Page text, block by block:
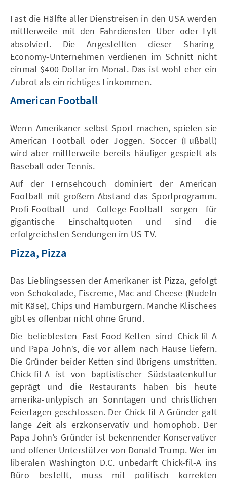
Fast die Hälfte aller Dienstreisen in den USA werden
mittlerweile mit den Fahrdiensten Uber oder Lyft
absolviert. Die Angestellten dieser Sharing-
Economy-Unternehmen verdienen im Schnitt nicht
einmal $400 Dollar im Monat. Das ist wohl eher ein
Zubrot als ein richtiges Einkommen.
American Football
Wenn Amerikaner selbst Sport machen, spielen sie
American Football oder Joggen. Soccer (Fußball)
wird aber mittlerweile bereits häufiger gespielt als
Baseball oder Tennis.
Auf der Fernsehcouch dominiert der American
Football mit großem Abstand das Sportprogramm.
Profi-Football und College-Football sorgen für
gigantische Einschaltquoten und sind die
erfolgreichsten Sendungen im US-TV.
Pizza, Pizza
Das Lieblingsessen der Amerikaner ist Pizza, gefolgt
von Schokolade, Eiscreme, Mac and Cheese (Nudeln
mit Käse), Chips und Hamburgern. Manche Klischees
gibt es offenbar nicht ohne Grund.
Die beliebtesten Fast-Food-Ketten sind Chick-fil-A
und Papa John’s, die vor allem nach Hause liefern.
Die Gründer beider Ketten sind übrigens umstritten.
Chick-fil-A ist von baptistischer Südstaatenkultur
geprägt und die Restaurants haben bis heute
amerika-untypisch an Sonntagen und christlichen
Feiertagen geschlossen. Der Chick-fil-A Gründer galt
lange Zeit als erzkonservativ und homophob. Der
Papa John’s Gründer ist bekennender Konservativer
und offener Unterstützer von Donald Trump. Wer im
liberalen Washington D.C. unbedarft Chick-fil-A ins
Büro bestellt, muss mit politisch korrekten